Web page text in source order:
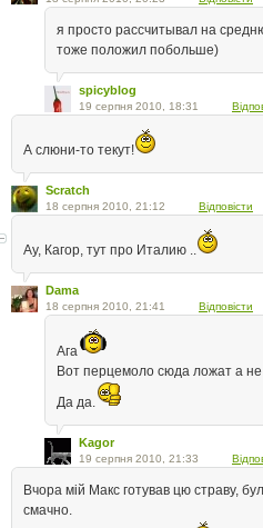
я просто рассчитывал на
тоже положил побольше)
spicyblog
19 серпня 2010, 18:31
А слюни-то текут!
Scratch
18 серпня 2010, 21:12 Відповісти
Ау, Кагор, тут про Италию ..
Dama
18 серпня 2010, 21:41 Відповісти
Ага
Вот перцемоло сюда ложат а не
Да да.
Kagor
19 серпня 2010, 21:33
Вчора мій Макс готував цю страву,
смачно.